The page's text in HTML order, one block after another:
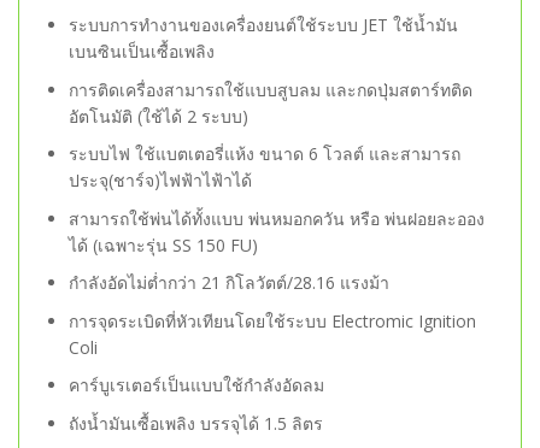
ระบบการทำงานของเครื่องยนต์ใช้ระบบ JET ใช้น้ำมัน
เบนซินเป็นเซื้อเพลิง
การติดเครื่องสามารถใช้แบบสูบลม และกดปุ่มสตาร์ทติด
อัตโนมัติ (ใช้ได้ 2 ระบบ)
ระบบไฟ ใช้แบตเตอรี่แห้ง ขนาด 6 โวลต์ และสามารถ
ประจุ(ชาร์จ)ไฟฟ้าไฟ้าได้
สามารถใช้พ่นได้ทั้งแบบ พ่นหมอกควัน หรือ พ่นฝอยละออง
ได้ (เฉพาะรุ่น SS 150 FU)
กำลังอัดไม่ต่ำกว่า 21 กิโลวัตต์/28.16 แรงม้า
การจุดระเบิดที่หัวเทียนโดยใช้ระบบ Electromic Ignition
Coli
คาร์บูเรเตอร์เป็นแบบใช้กำลังอัดลม
ถังน้ำมันเซื้อเพลิง บรรจุได้ 1.5 ลิตร